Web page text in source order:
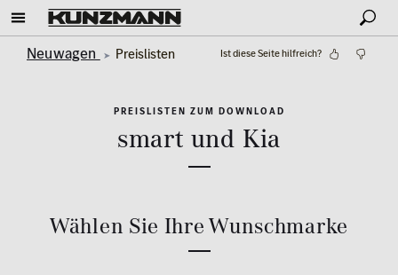
Neuwagen Preislisten Ist diese Seite hilfreich?
PREISLISTEN ZUM DOWNLOAD
smart und Kia
Wählen Sie Ihre Wunschmarke